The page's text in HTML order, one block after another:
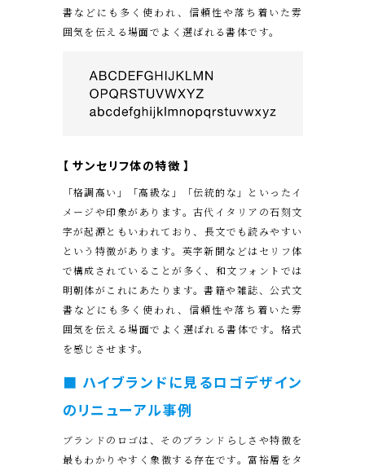
書などにも多く使われ、信頼性や落ち着いた雰
囲気を伝える場面でよく選ばれる書体です。
【 サンセリフ体の特徴 】
「格調高い」「高級な」「伝統的な」といったイ
メージや印象があります。古代イタリアの石刻文
字が起源ともいわれており、長文でも読みやすい
という特徴があります。英字新聞などはセリフ体
で構成されていることが多く、和文フォントでは
明朝体がこれにあたります。書籍や雑誌、公式文
書などにも多く使われ、信頼性や落ち着いた雰
囲気を伝える場面でよく選ばれる書体です。格式
を感じさせます。
■ ハイブランドに見るロゴデザイン
のリニューアル事例
ブランドのロゴは、そのブランドらしさや特徴を
最もわかりやすく象徴する存在です。富裕層をタ